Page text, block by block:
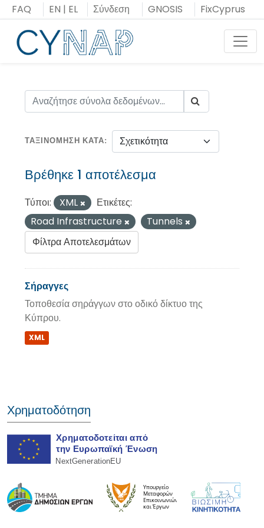
Μεταπήδηση
στο
περιεχόμενο
FAQ EN | EL Σύνδεση GNOSIS FixCyprus
ΤΑΞΙΝΌΜΗΣΗ ΚΑΤΆ
Βρέθηκε 1 αποτέλεσμα
Τύποι: XML
Ετικέτες:
Road Infrastructure
Tunnels
Φίλτρα Αποτελεσμάτων
Σήραγγες
Τοποθεσία σηράγγων στο οδικό δίκτυο της
Κύπρου.
XML
Χρηματοδότηση